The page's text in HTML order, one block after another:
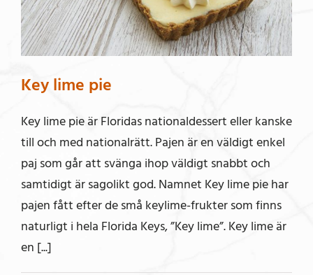
Key lime pie
Key lime pie är Floridas nationaldessert eller kanske
till och med nationalrätt. Pajen är en väldigt enkel
paj som går att svänga ihop väldigt snabbt och
samtidigt är sagolikt god. Namnet Key lime pie har
pajen fått efter de små keylime-frukter som finns
naturligt i hela Florida Keys, ”Key lime”. Key lime är
en [...]